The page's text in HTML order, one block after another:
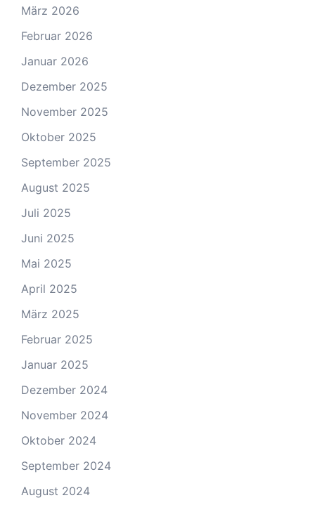
März 2026
Februar 2026
Januar 2026
Dezember 2025
November 2025
Oktober 2025
September 2025
August 2025
Juli 2025
Juni 2025
Mai 2025
April 2025
März 2025
Februar 2025
Januar 2025
Dezember 2024
November 2024
Oktober 2024
September 2024
August 2024